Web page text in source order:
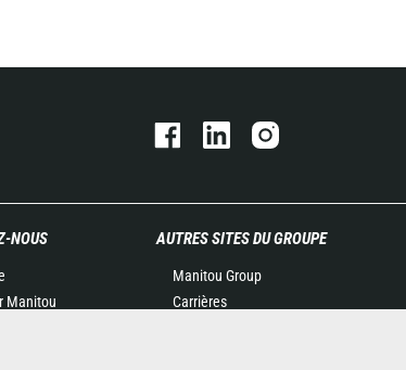
NOUS
Manitou
AUTRES SITES DU GROUPE
Manitou Group
Carrières